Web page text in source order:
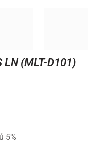
(MLT-D101)
₫.
5%